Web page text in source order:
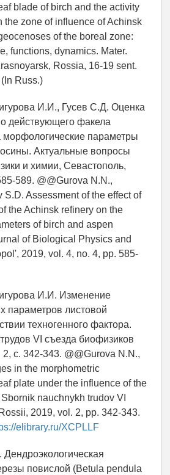
blade of birch and the activity
the zone of influence of Achinsk
of the boreal zone:
functions, dynamics. Mater.
Rossia, 16-19 sent.
Russ.)
И.И., Гусев С.Д. Оценка
действующего факела
параметры
Актуальные вопросы
и химии, Севастополь,
589. @@Gurova N.N.,
S.D. Assessment of the effect of
the Achinsk refinery on the
of birch and aspen
of Biological Physics and
2019, vol. 4, no. 4, pp. 585-
И.И. Изменение
параметров листовой
техногенного фактора.
VI съезда биофизиков
c. 342-343. @@Gurova N.N.,
in the morphometric
plate under the influence of the
nauchnykh trudov VI
2019, vol. 2, pp. 342-343.
elibrary.ru/XCPLLF
повислой (Betula pendula